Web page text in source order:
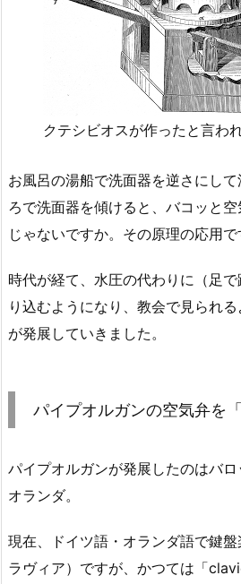
クテシビオスが作ったと言わ
お風呂の湯船で洗面器を逆さにし
ろで洗面器を傾けると、バコッと
じゃないですか。その原理の応用で
時代が経て、水圧の代わりに（足
り込むようになり、教会で見られ
が発展していきました。
パイプオルガンの空気弁を
パイプオルガンが発展したのはバ
オランダ。
現在、ドイツ語・オランダ語で鍵
ラヴィア）ですが、かつては「